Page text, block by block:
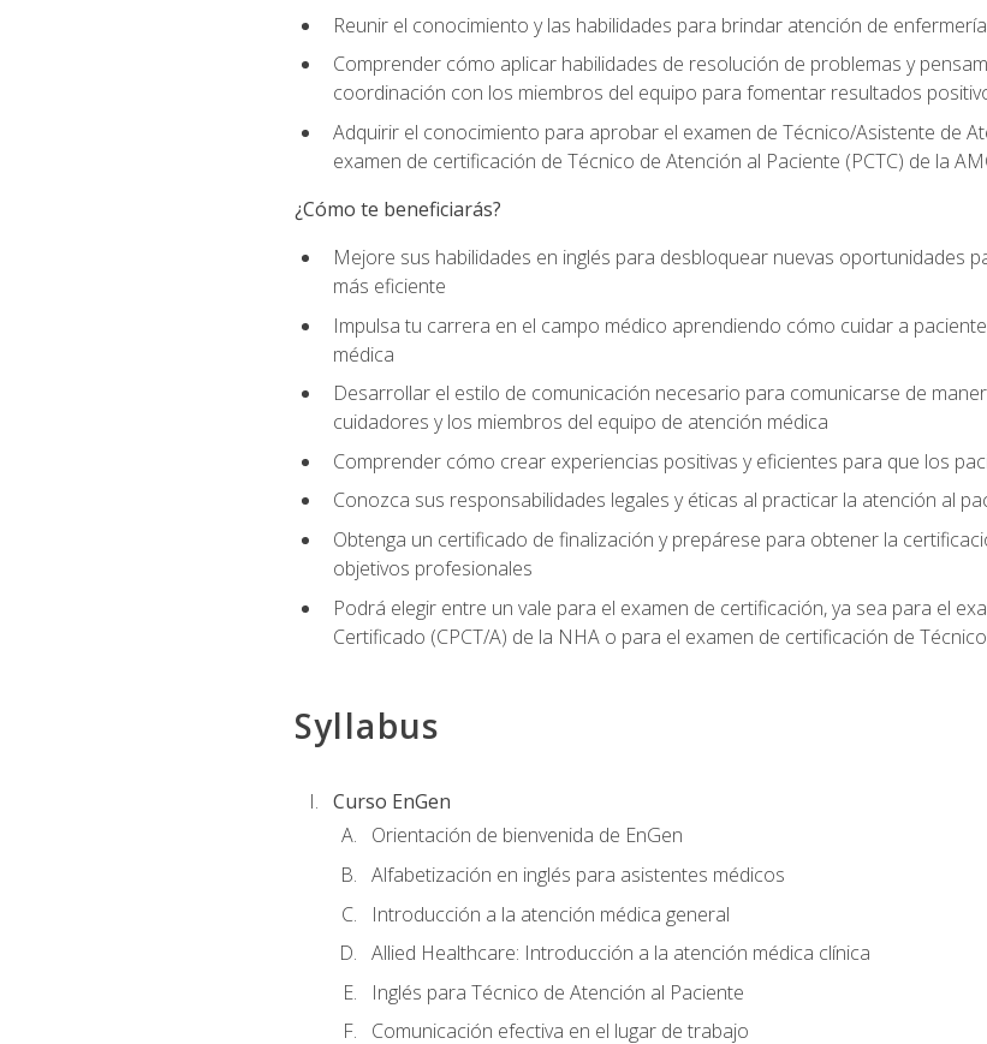
Reunir el conocimiento y las habilidades para brindar atención de
Comprender cómo aplicar habilidades de resolución de problemas y
coordinación con los miembros del equipo para fomentar resultados
Adquirir el conocimiento para aprobar el examen de Técnico/Asistente de
examen de certificación de Técnico de Atención al Paciente (PCTC) de la
¿Cómo te beneficiarás?
Mejore sus habilidades en inglés para desbloquear nuevas oportunidades
más eficiente
Impulsa tu carrera en el campo médico aprendiendo cómo cuidar a
médica
Desarrollar el estilo de comunicación necesario para comunicarse de
cuidadores y los miembros del equipo de atención médica
Comprender cómo crear experiencias positivas y eficientes para que los
Conozca sus responsabilidades legales y éticas al practicar la atención al
Obtenga un certificado de finalización y prepárese para obtener la
objetivos profesionales
Podrá elegir entre un vale para el examen de certificación, ya sea para el
Certificado (CPCT/A) de la NHA o para el examen de certificación de
Syllabus
Curso EnGen
Orientación de bienvenida de EnGen
Alfabetización en inglés para asistentes médicos
Introducción a la atención médica general
Allied Healthcare: Introducción a la atención médica clínica
Inglés para Técnico de Atención al Paciente
Comunicación efectiva en el lugar de trabajo